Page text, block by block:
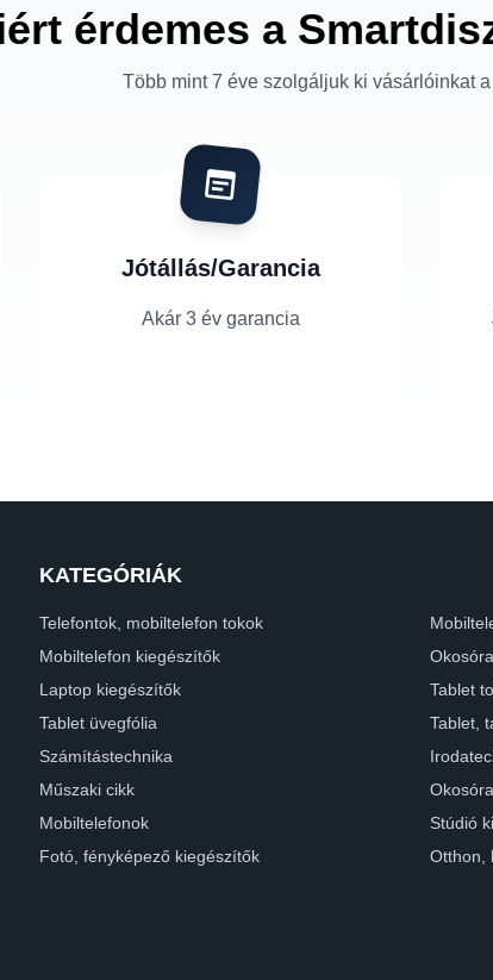
érdemes a
Több mint 7 éve szolgáljuk ki vásárlóinkat
Jótállás/Garancia
Akár 3 év garancia
KATEGÓRIÁK
Telefontok, mobiltelefon tokok
Mobiltelefon kiegészítők
Laptop kiegészítők
Tablet
Tablet üvegfólia
Tablet,
Számítástechnika
Műszaki cikk
Okosóra
Mobiltelefonok
Stúdió
Fotó, fényképező kiegészítők
Otthon,